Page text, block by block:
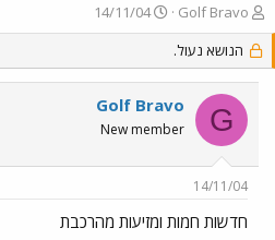
פ
ו
ת
ח
נ
ו
א
Golf Bravo
פ
ו
ס
ב
ת
ר
14/11/04
הנושא נעול.
G
Golf Bravo
New member
14/11/04
חדשות חמות ומזיעות מהרכבת